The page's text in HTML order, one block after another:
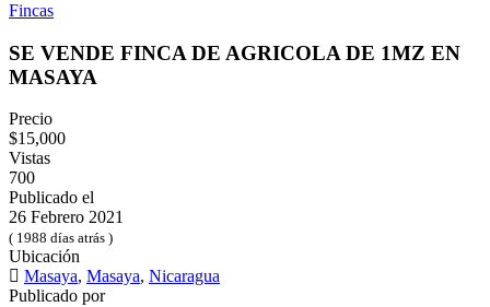
Fincas
SE VENDE FINCA DE AGRICOLA DE 1MZ EN
MASAYA
Precio
$15,000
Vistas
700
Publicado el
26 Febrero 2021
( 1988 días atrás )
Ubicación
Masaya, Masaya, Nicaragua
Publicado por